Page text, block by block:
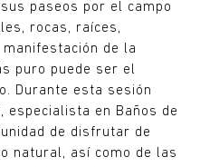
paseos por el campo
rocas, raíces,
de la
puro puede ser el
Durante esta sesión
especialista en Baños de
de disfrutar de
natural, así como de las